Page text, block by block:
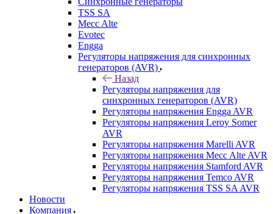
TSS SA
Mecc Alte
Evotec
Engga
Регуляторы напряжения для синхронных
генераторов (AVR)
Назад
Регуляторы напряжения для
синхронных генераторов (AVR)
Регуляторы напряжения Engga AVR
Регуляторы напряжения Leroy Somer
AVR
Регуляторы напряжения Marelli AVR
Регуляторы напряжения Mecc Alte AVR
Регуляторы напряжения Stamford AVR
Регуляторы напряжения Temco AVR
Регуляторы напряжения TSS SA AVR
Новости
Компания